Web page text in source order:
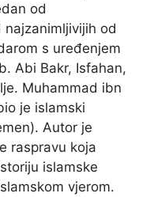
od
od
s uređenjem
Abi Bakr, Isfahan,
Muhammad ibn
je islamski
Autor je
raspravu koja
islamske
vjerom.